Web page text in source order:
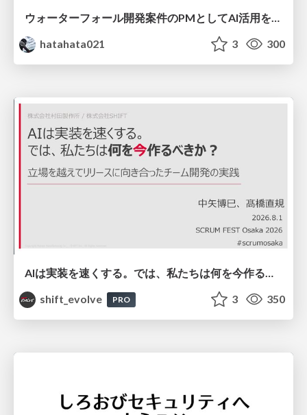
hatahata021
3 300
AIは実装を速くする。では、私たちは何を今作るべきか？－立場を越えてリリースに向き合ったチーム開発の実践 / 20260801 Hiromi Nakaya and Naoki Takahashi
shift_evolve
PRO 3 350